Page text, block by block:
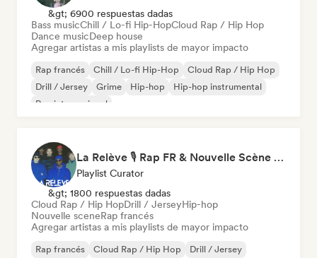
&gt; 6900 respuestas dadas
Bass musicChill / Lo-fi Hip-HopCloud Rap / Hip Hop
Dance musicDeep house
Agregar artistas a mis playlists de mayor impacto
Rap francés Chill / Lo-fi Hip-Hop
Cloud Rap / Hip Hop
Drill / Jersey
Grime Hip-hop
Hip-hop instrumental
Rap internacional
La Relève 🎙️ Rap FR & Nouvelle Scène Hip-Hop
Playlist Curator
&gt; 1800 respuestas dadas
Cloud Rap / Hip HopDrill / JerseyHip-hop
Nouvelle sceneRap francés
Agregar artistas a mis playlists de mayor impacto
Rap francés Cloud Rap / Hip Hop
Drill / Jersey